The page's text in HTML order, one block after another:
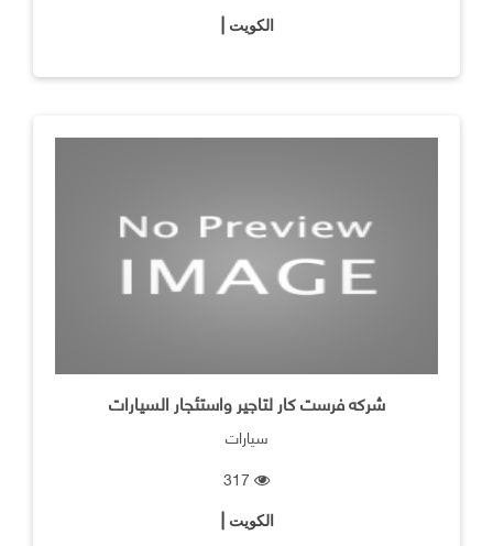
الكويت |
شركه فرست كار لتاجير واستئجار السيارات
سيارات
الكويت |